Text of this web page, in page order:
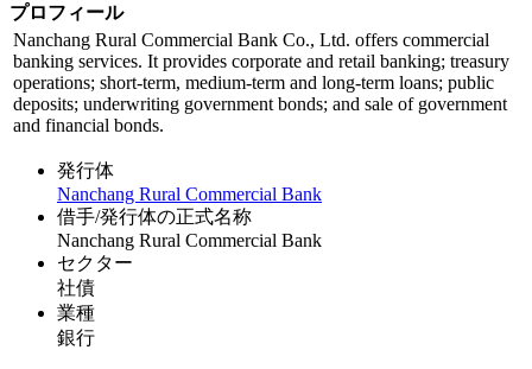
プロフィール
Nanchang Rural Commercial Bank Co., Ltd. offers commercial
banking services. It provides corporate and retail banking; treasury
operations; short-term, medium-term and long-term loans; public
deposits; underwriting government bonds; and sale of government
and financial bonds.
発行体
Nanchang Rural Commercial Bank
借手/発行体の正式名称
Nanchang Rural Commercial Bank
セクター
社債
業種
銀行